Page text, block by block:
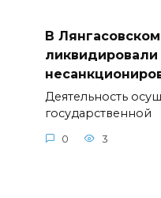
В
ликвидировали
Деятельность
государственной
0 3